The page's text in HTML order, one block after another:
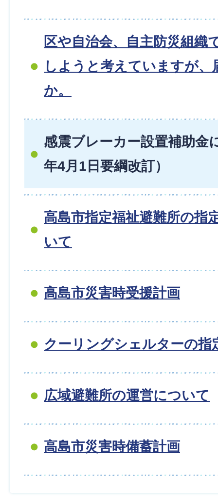
区や自治会、自主防災組織
しようと考えていますが、
か。
感震ブレーカー設置補助金
年4月1日要綱改訂）
高島市指定福祉避難所の指
いて
高島市災害時受援計画
クーリングシェルターの指
広域避難所の運営について
高島市災害時備蓄計画